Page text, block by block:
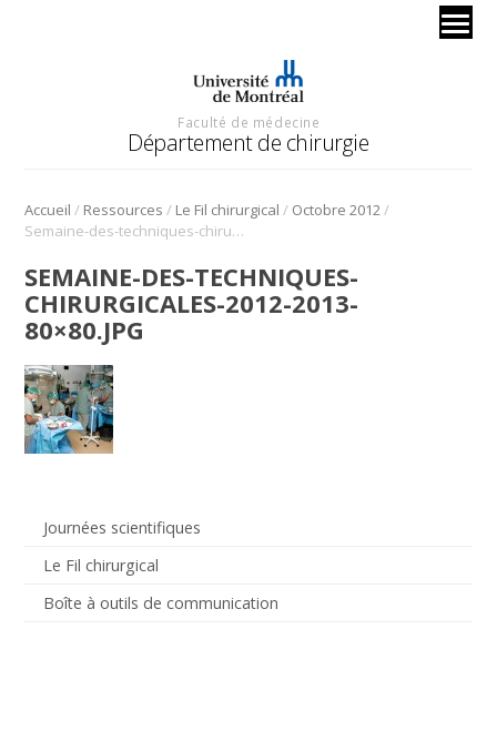
Faculté de médecine
Département de chirurgie
Accueil / Ressources / Le Fil chirurgical / Octobre 2012/
Semaine-des-techniques-chirurgicales-2012-2013-80×80.jpg
Journées scientifiques
Le Fil chirurgical
Boîte à outils de communication
SEMAINE-DES-TECHNIQUES-
CHIRURGICALES-2012-2013-
80×80.JPG